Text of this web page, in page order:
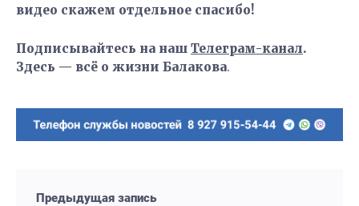
видео скажем отдельное спасибо!
Подписывайтесь на наш Телеграм-канал.
Здесь — всё о жизни Балакова.
Предыдущая запись